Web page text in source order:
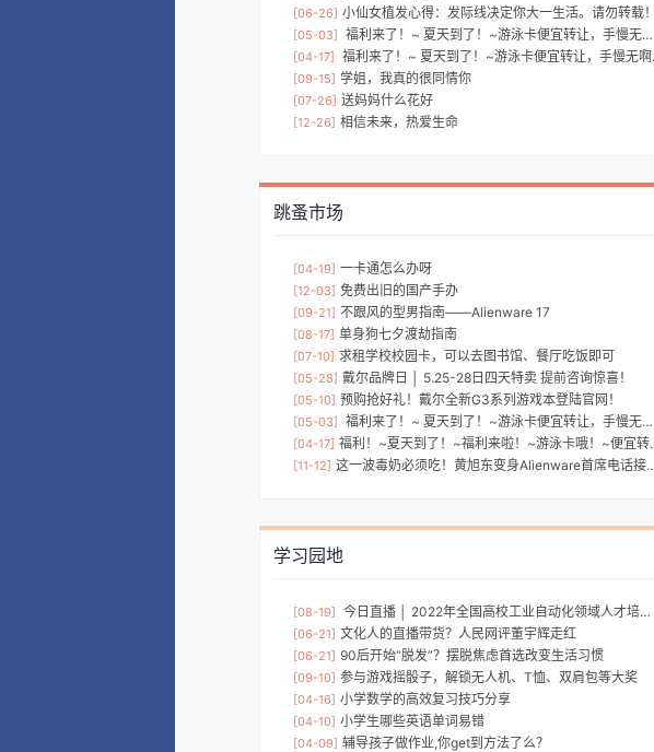
[06-26] 小仙女植发心得：发际线决定你大一生活。请勿转载！
[05-03] 福利来了！~ 夏天到了！~游泳卡便宜转让，手慢无啊！~~
[04-17] 福利来了！~ 夏天到了！~游泳卡便宜转让，手慢无啊！~~
[09-15] 学姐，我真的很同情你
[07-26] 送妈妈什么花好
[12-26] 相信未来，热爱生命
跳蚤市场
[04-19] 一卡通怎么办呀
[12-03] 免费出旧的国产手办
[09-21] 不跟风的型男指南——Alienware 17
[08-17] 单身狗七夕渡劫指南
[07-10] 求租学校校园卡，可以去图书馆、餐厅吃饭即可
[05-28] 戴尔品牌日 │ 5.25-28日四天特卖 提前咨询惊喜！
[05-10] 预购抢好礼！戴尔全新G3系列游戏本登陆官网！
[05-03] 福利来了！~ 夏天到了！~游泳卡便宜转让，手慢无啊！~~
[04-17] 福利！~夏天到了！~福利来啦！~游泳卡哦！~便宜转让了哦~~
[11-12] 这一波毒奶必须吃！黄旭东变身Alienware首席电话接听员，教你最强吃鸡攻略！
学习园地
[08-19] 今日直播 │ 2022年全国高校工业自动化领域人才培养专题论坛
[06-21] 文化人的直播带货？人民网评董宇辉走红
[06-21] 90后开始“脱发”？摆脱焦虑首选改变生活习惯
[09-10] 参与游戏摇骰子，解锁无人机、T恤、双肩包等大奖
[04-16] 小学数学的高效复习技巧分享
[04-10] 小学生哪些英语单词易错
[04-09] 辅导孩子做作业,你get到方法了么？